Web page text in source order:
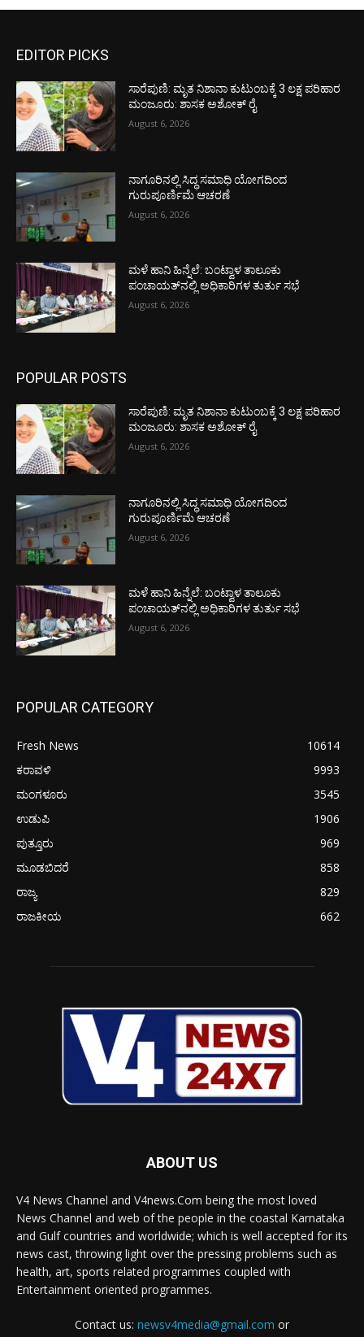
EDITOR PICKS
ಸಾರೆಪುಣಿ: ಮೃತ ನಿಶಾನಾ ಕುಟುಂಬಕ್ಕೆ 3 ಲಕ್ಷ ಪರಿಹಾರ
ಮಂಜೂರು: ಶಾಸಕ ಅಶೋಕ್ ರೈ
August 6, 2026
ನಾಗೂರಿನಲ್ಲಿ ಸಿದ್ಧ ಸಮಾಧಿ ಯೋಗದಿಂದ
ಗುರುಪೂರ್ಣಿಮೆ ಆಚರಣೆ
August 6, 2026
ಮಳೆ ಹಾನಿ ಹಿನ್ನೆಲೆ: ಬಂಟ್ವಾಳ ತಾಲೂಕು
ಪಂಚಾಯತ್‌ನಲ್ಲಿ ಅಧಿಕಾರಿಗಳ ತುರ್ತು ಸಭೆ
August 6, 2026
POPULAR POSTS
ಸಾರೆಪುಣಿ: ಮೃತ ನಿಶಾನಾ ಕುಟುಂಬಕ್ಕೆ 3 ಲಕ್ಷ ಪರಿಹಾರ
ಮಂಜೂರು: ಶಾಸಕ ಅಶೋಕ್ ರೈ
August 6, 2026
ನಾಗೂರಿನಲ್ಲಿ ಸಿದ್ಧ ಸಮಾಧಿ ಯೋಗದಿಂದ
ಗುರುಪೂರ್ಣಿಮೆ ಆಚರಣೆ
August 6, 2026
ಮಳೆ ಹಾನಿ ಹಿನ್ನೆಲೆ: ಬಂಟ್ವಾಳ ತಾಲೂಕು
ಪಂಚಾಯತ್‌ನಲ್ಲಿ ಅಧಿಕಾರಿಗಳ ತುರ್ತು ಸಭೆ
August 6, 2026
POPULAR CATEGORY
Fresh News
10614
ಕರಾವಳಿ
9993
ಮಂಗಳೂರು
3545
ಉಡುಪಿ
1906
ಪುತ್ತೂರು
969
ಮೂಡಬಿದರೆ
858
ರಾಜ್ಯ
829
ರಾಜಕೀಯ
662
ABOUT US
V4 News Channel and V4news.Com being the most loved
News Channel and web of the people in the coastal Karnataka
and Gulf countries and worldwide; which is well accepted for its
news cast, throwing light over the pressing problems such as
health, art, sports related programmes coupled with
Entertainment oriented programmes.
Contact us: newsv4media@gmail.com or